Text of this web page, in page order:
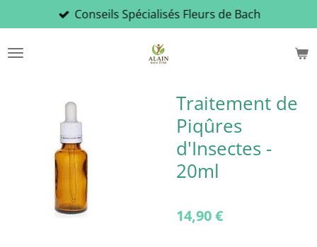
au
contenu
Conseils Spécialisés Fleurs de Bach
Traitement de
Piqûres
d'Insectes -
20ml
14,90 €